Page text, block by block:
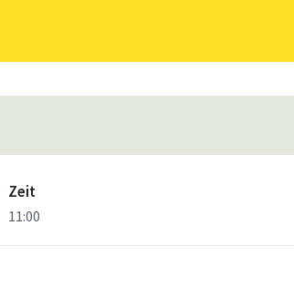
Zeit
11:00